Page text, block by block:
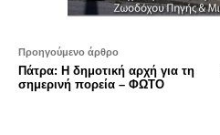
Προηγούμενο άρθρο
Πάτρα: Η δημοτική αρχή για τη
σημερινή πορεία – ΦΩΤΟ